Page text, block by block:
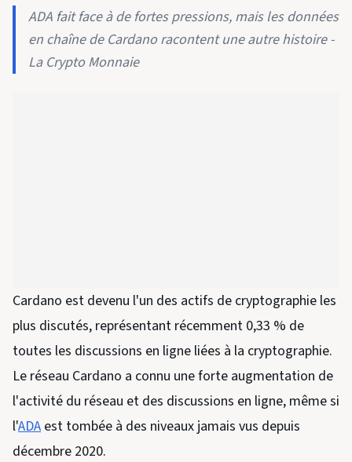
ADA fait face à de fortes pressions, mais les données
en chaîne de Cardano racontent une autre histoire -
La Crypto Monnaie
Cardano est devenu l'un des actifs de cryptographie les
plus discutés, représentant récemment 0,33 % de
toutes les discussions en ligne liées à la cryptographie.
Le réseau Cardano a connu une forte augmentation de
l'activité du réseau et des discussions en ligne, même si
l'ADA est tombée à des niveaux jamais vus depuis
décembre 2020.